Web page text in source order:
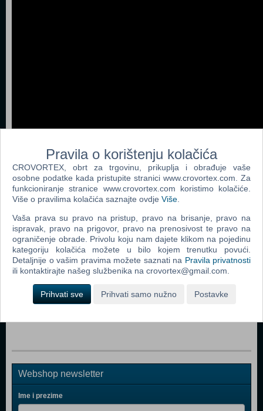
Popularno
Active Health With Carol Vorderman (NDS)
Artemis Fowl 6 Books (FLIPS) (NDS)
Cooking Guide Can't Decide What To Eat? (NDS)
Left Brain Right Brain 2 (NDS)
My Cooking Coach Prepare Healthy Recipes (NDS)
Webshop newsletter
Ime i prezime
Pravila o korištenju kolačića
CROVORTEX, obrt za trgovinu, prikuplja i obrađuje vaše
osobne podatke kada pristupite stranici www.crovortex.com. Za
funkcioniranje stranice www.crovortex.com koristimo kolačiće.
Više o pravilima kolačića saznajte ovdje Više
Vaša prava su pravo na pristup, pravo na brisanje, pravo na
ispravak, pravo na prigovor, pravo na prenosivost te pravo na
ograničenje obrade. Privolu koju nam dajete klikom na pojedinu
kategoriju kolačića možete u bilo kojem trenutku povući.
Detaljnije o vašim pravima možete saznati na Pravila privatnosti
ili kontaktirajte našeg službenika na crovortex@gmail.com.
Prihvati sve Prihvati samo nužno Postavke